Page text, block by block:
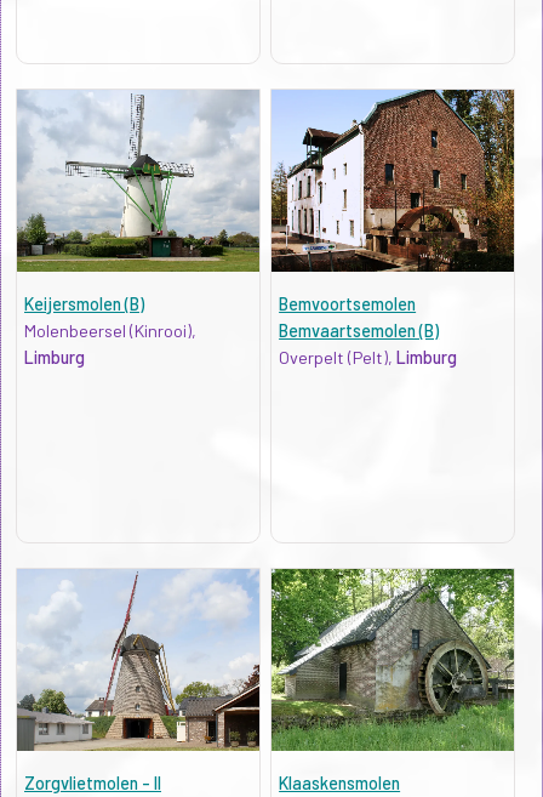
Keijersmolen (B)
Molenbeersel (Kinrooi),
Limburg
Bemvoortsemolen
Bemvaartsemolen (B)
Overpelt (Pelt),Limburg
Zorgvlietmolen - II
Klaaskensmolen